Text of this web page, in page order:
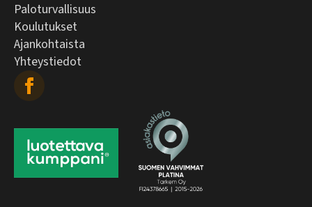
Paloturvallisuus
Koulutukset
Ajankohtaista
Yhteystiedot